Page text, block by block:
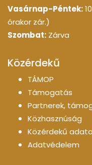
Vasárnap-Péntek:
órakor zár.)
Szombat: Zárva
Közérdekű
TÁMOP
Támogatás
Partnerek,
Közhasznúság
Közérdekű
Adatvédelem